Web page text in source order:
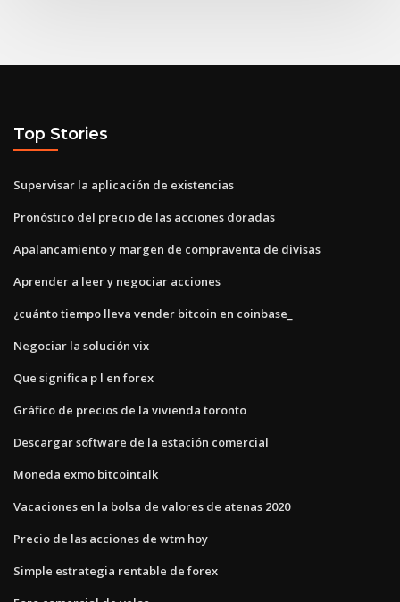
Top Stories
Supervisar la aplicación de existencias
Pronóstico del precio de las acciones doradas
Apalancamiento y margen de compraventa de divisas
Aprender a leer y negociar acciones
¿cuánto tiempo lleva vender bitcoin en coinbase_
Negociar la solución vix
Que significa p l en forex
Gráfico de precios de la vivienda toronto
Descargar software de la estación comercial
Moneda exmo bitcointalk
Vacaciones en la bolsa de valores de atenas 2020
Precio de las acciones de wtm hoy
Simple estrategia rentable de forex